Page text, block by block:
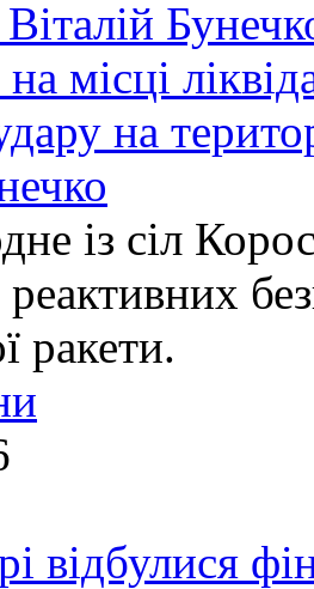
місці
на
із сіл
ракети.
відбулися